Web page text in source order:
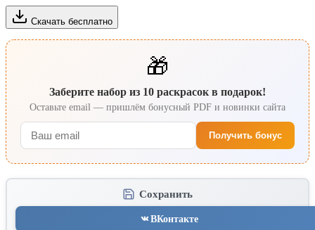
Скачать бесплатно
🎁
Заберите набор из 10 раскрасок в подарок!
Оставьте email — пришлём бонусный PDF и новинки сайта
Получить бонус
Сохранить
ВКонтакте